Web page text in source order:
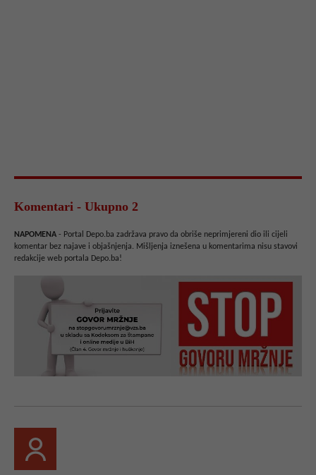
Komentari - Ukupno 2
NAPOMENA - Portal Depo.ba zadržava pravo da obriše neprimjereni dio ili cijeli
komentar bez najave i objašnjenja. Mišljenja iznešena u komentarima nisu stavovi
redakcije web portala Depo.ba!